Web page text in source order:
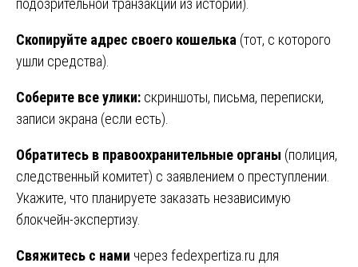
подозрительной транзакции из истории).
Скопируйте адрес своего кошелька (тот, с которого
ушли средства).
Соберите все улики: скриншоты, письма, переписки,
записи экрана (если есть).
Обратитесь в правоохранительные органы (полиция,
следственный комитет) с заявлением о преступлении.
Укажите, что планируете заказать независимую
блокчейн-экспертизу.
Свяжитесь с нами через fedexpertiza.ru для